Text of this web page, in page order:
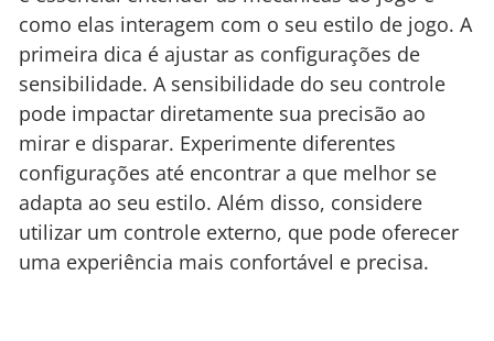
como elas interagem com o seu estilo de jogo. A
primeira dica é ajustar as configurações de
sensibilidade. A sensibilidade do seu controle
pode impactar diretamente sua precisão ao
mirar e disparar. Experimente diferentes
configurações até encontrar a que melhor se
adapta ao seu estilo. Além disso, considere
utilizar um controle externo, que pode oferecer
uma experiência mais confortável e precisa.